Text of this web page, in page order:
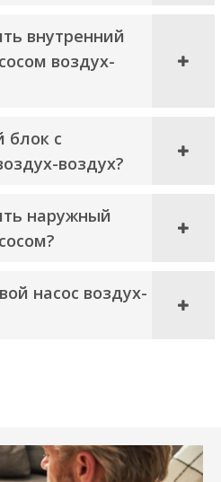
внутренний
воздух-
блок с
воздух?
наружный
насос воздух-